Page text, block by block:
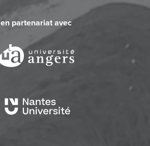
en partenariat avec